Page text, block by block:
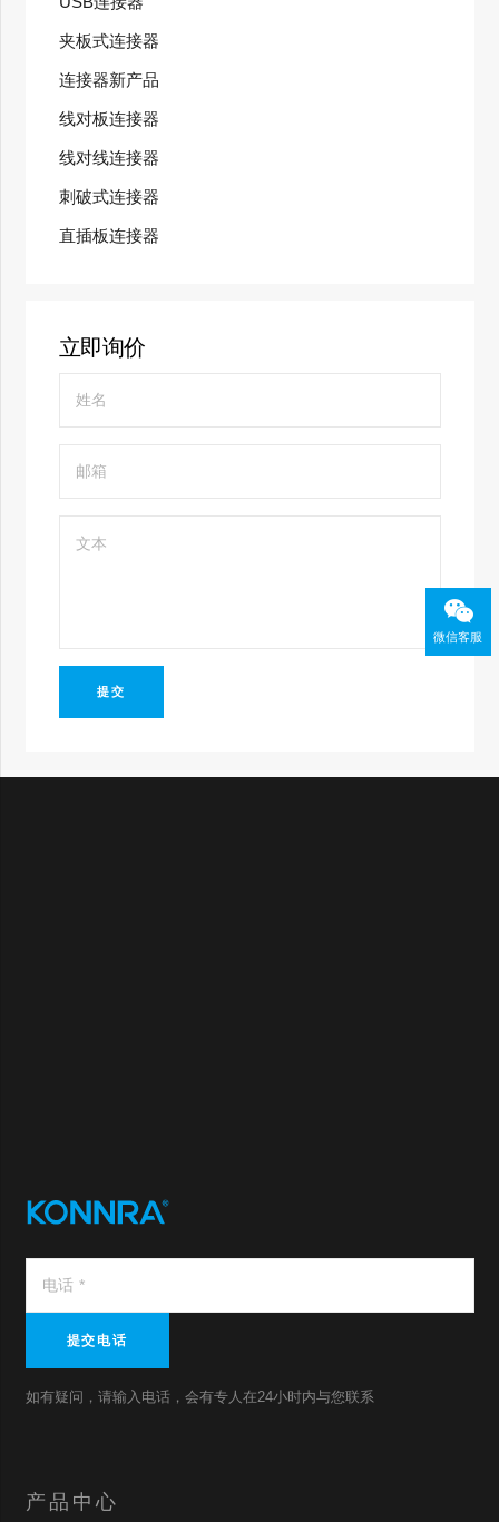
夹板式连接器
连接器新产品
线对板连接器
线对线连接器
刺破式连接器
直插板连接器
立即询价
提交
提交电话
如有疑问，请输入电话，会有专人在24小时内与您联系
产品中心
微信客服